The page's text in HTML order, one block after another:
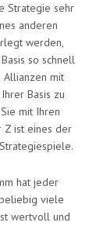
Strategie sehr
anderen
werden,
so schnell
Allianzen mit
Basis zu
mit Ihren
Z ist eines der
hat jeder
viele
wertvoll und